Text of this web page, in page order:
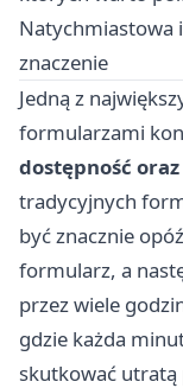
Natychmiastowa
znaczenie
Jedną z
formularzami
dostępność
tradycyjnych
być znacznie
formularz, a
przez wiele
gdzie każda
skutkować